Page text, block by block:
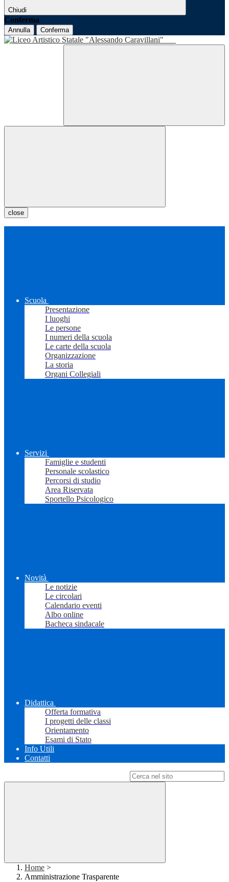
Chiudi
Conferma
Annulla Conferma
close
Scuola
Presentazione
I luoghi
Le persone
I numeri della scuola
Le carte della scuola
Organizzazione
La storia
Organi Collegiali
Servizi
Famiglie e studenti
Personale scolastico
Percorsi di studio
Area Riservata
Sportello Psicologico
Novità
Le notizie
Le circolari
Calendario eventi
Albo online
Bacheca sindacale
Didattica
Offerta formativa
I progetti delle classi
Orientamento
Esami di Stato
Info Utili
Contatti
Home >
Amministrazione Trasparente